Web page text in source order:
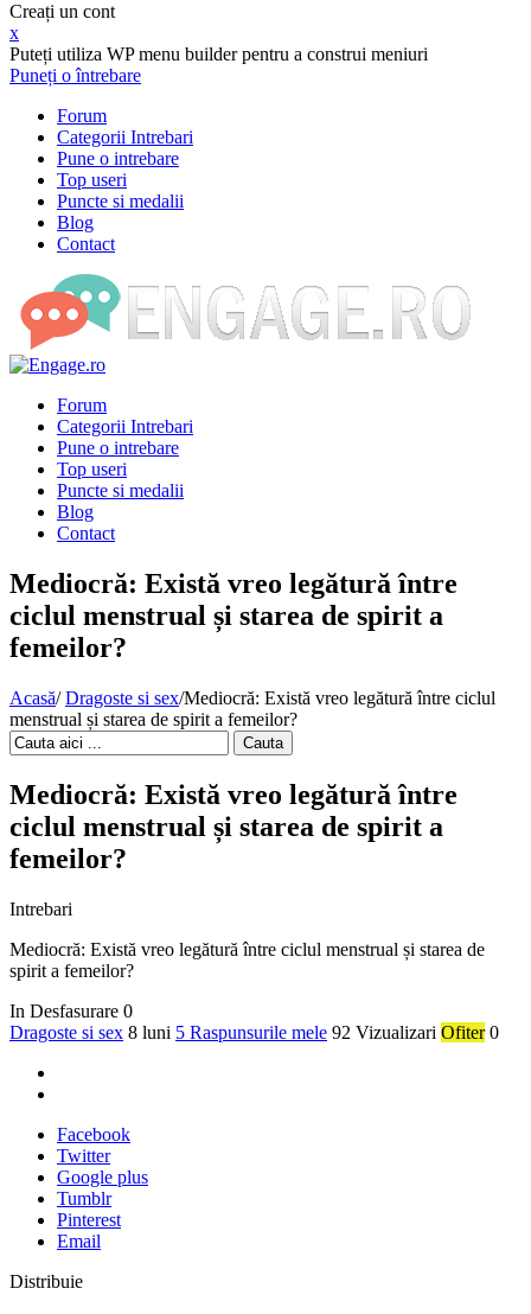
Creați un cont
x
Puteți utiliza WP menu builder pentru a construi meniuri
Puneți o întrebare
Forum
Categorii Intrebari
Pune o intrebare
Top useri
Puncte si medalii
Blog
Contact
Forum
Categorii Intrebari
Pune o intrebare
Top useri
Puncte si medalii
Blog
Contact
Mediocră: Există vreo legătură între
ciclul menstrual și starea de spirit a
femeilor?
Acasă/ Dragoste si sex/Mediocră: Există vreo legătură între ciclul
menstrual și starea de spirit a femeilor?
Cauta
Mediocră: Există vreo legătură între
ciclul menstrual și starea de spirit a
femeilor?
Intrebari
Mediocră: Există vreo legătură între ciclul menstrual și starea de
spirit a femeilor?
In Desfasurare 0
Dragoste si sex 8 luni 5 Raspunsurile mele 92 Vizualizari Ofiter 0
Facebook
Twitter
Google plus
Tumblr
Pinterest
Email
Distribuie